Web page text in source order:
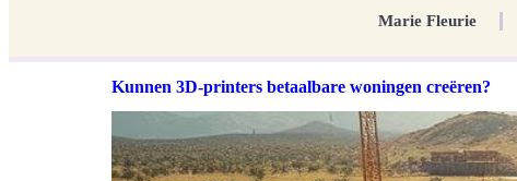
Marie Fleurie
Kunnen 3D-printers betaalbare woningen creëren?